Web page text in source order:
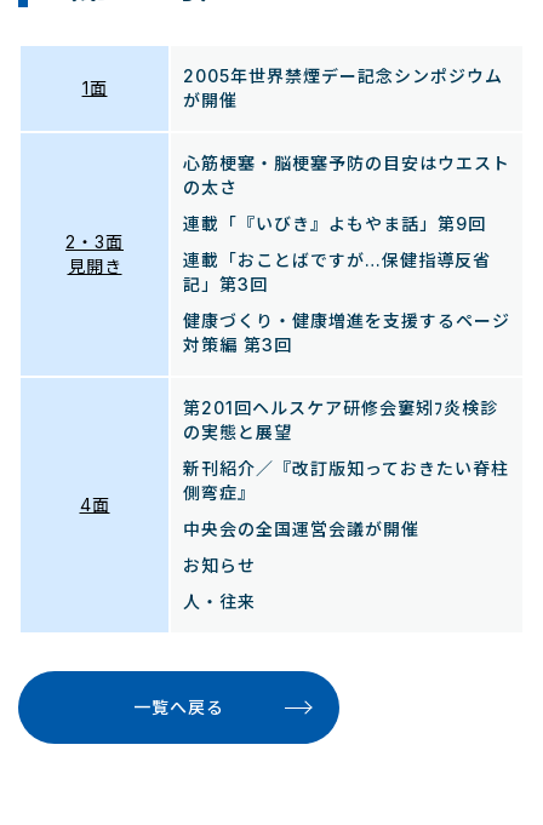
1面
2005年世界禁煙デー記念シンポジウム
が開催
2・3面
見開き
心筋梗塞・脳梗塞予防の目安はウエスト
の太さ
連載「『いびき』よもやま話」第9回
連載「おことばですが…保健指導反省
記」第3回
健康づくり・健康増進を支援するページ
対策編 第3回
4面
第201回ヘルスケア研修会窶矧ﾌ炎検診
の実態と展望
新刊紹介／『改訂版知っておきたい脊柱
側弯症』
中央会の全国運営会議が開催
お知らせ
人・往来
一覧へ戻る